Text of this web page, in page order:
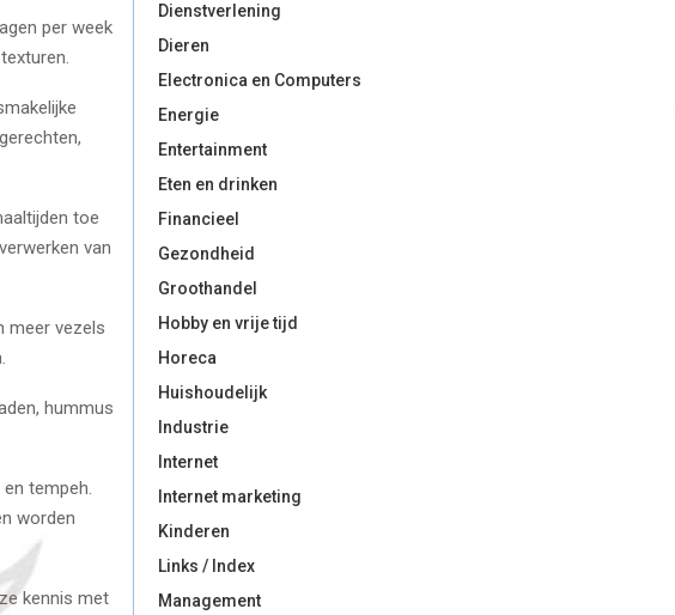
per week
toe
van
meer vezels
hummus
tempeh.
worden
kennis met
Dienstverlening
Dieren
Electronica en Computers
Energie
Entertainment
Eten en drinken
Financieel
Gezondheid
Groothandel
Hobby en vrije tijd
Horeca
Huishoudelijk
Industrie
Internet
Internet marketing
Kinderen
Links / Index
Management